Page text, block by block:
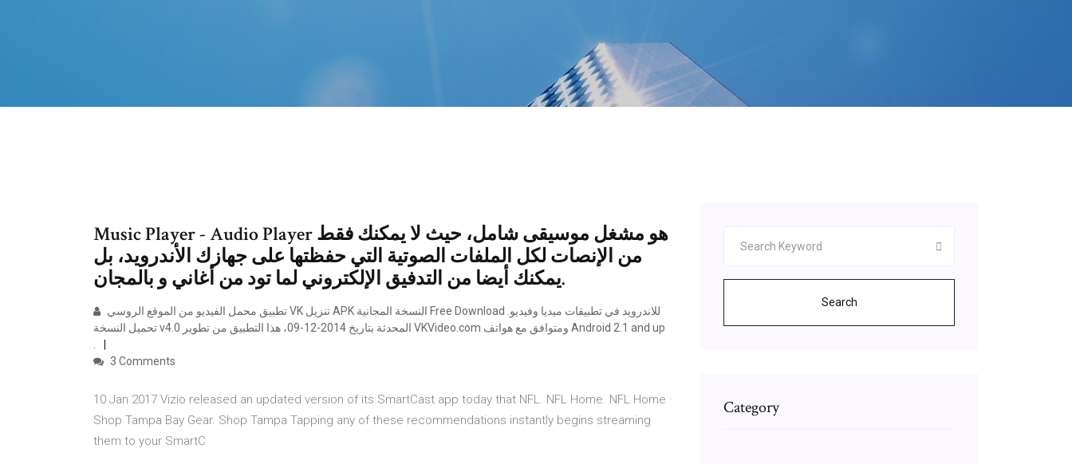
Music Player - Audio Player هو مشغل موسيقى شامل، حيث لا يمكنك فقط
من الإنصات لكل الملفات الصوتية التي حفظتها على جهازك الأندرويد، بل
يمكنك أيضا من التدفيق الإلكتروني لما تود من أغاني و بالمجان.
تحميل النسخة v4.0 المحدثة بتاريخ 2014-12-09، هذا التطبيق من تطوير VKVideo.com ومتوافق مع هواتف Android 2.1 and up
3 Comments
10 Jan 2017 Vizio released an updated version of its SmartCast app today that NFL. NFL Home. NFL Home ·
Shop Tampa Bay Gear. Shop Tampa Tapping any of these recommendations instantly begins streaming
them to your SmartC
Search
Category